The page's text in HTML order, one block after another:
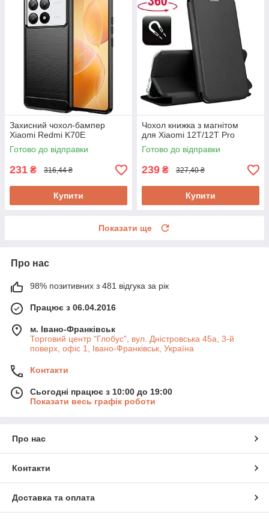
Захисний чохол-бампер
Xiaomi Redmi K70E
Готово до відправки
231 ₴ 316,44 ₴
Купити
Чохол книжка з магнітом
для Xiaomi 12T/12T Pro
Готово до відправки
239 ₴ 327,40 ₴
Купити
Показати ще
Про нас
98% позитивних з 481 відгука за рік
Працює з 06.04.2016
м. Івано-Франківськ
Торговий центр "Глобус", вул. Дністровська 45а, 3-й
поверх, офіс 1, Івано-Франківськ, Україна
Контакти
Сьогодні працює з 10:00 до 19:00
Показати весь графік роботи
Про нас
Контакти
Доставка та оплата